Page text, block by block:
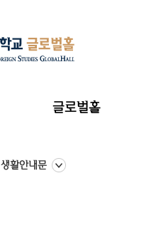
글로벌홀
글로벌홀 소개
생활안내문